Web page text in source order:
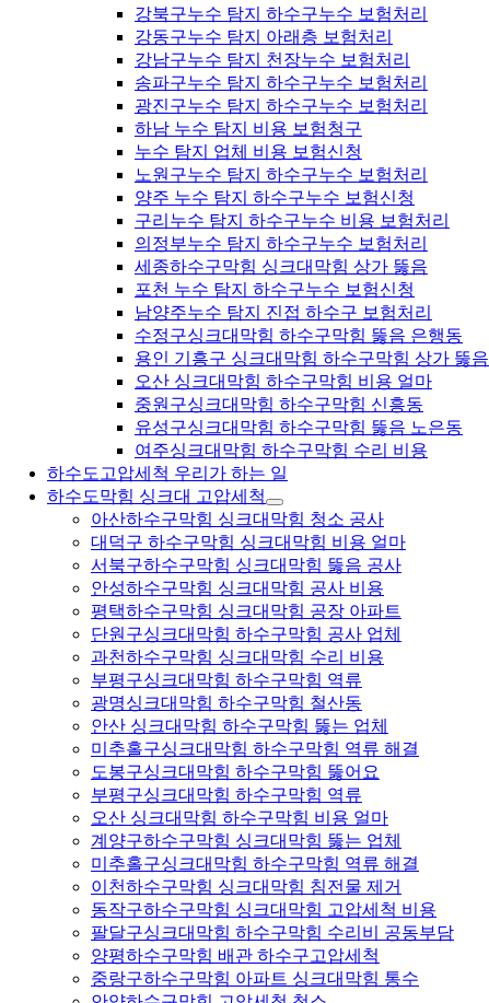
강북구누수 탐지 하수구누수 보험처리
강동구누수 탐지 아래층 보험처리
강남구누수 탐지 천장누수 보험처리
송파구누수 탐지 하수구누수 보험처리
광진구누수 탐지 하수구누수 보험처리
하남 누수 탐지 비용 보험청구
누수 탐지 업체 비용 보험신청
노원구누수 탐지 하수구누수 보험처리
양주 누수 탐지 하수구누수 보험신청
구리누수 탐지 하수구누수 비용 보험처리
의정부누수 탐지 하수구누수 보험처리
세종하수구막힘 싱크대막힘 상가 뚫음
포천 누수 탐지 하수구누수 보험신청
남양주누수 탐지 진접 하수구 보험처리
수정구싱크대막힘 하수구막힘 뚫음 은행동
용인 기흥구 싱크대막힘 하수구막힘 상가 뚫음
오산 싱크대막힘 하수구막힘 비용 얼마
중원구싱크대막힘 하수구막힘 신흥동
유성구싱크대막힘 하수구막힘 뚫음 노은동
여주싱크대막힘 하수구막힘 수리 비용
하수도고압세척 우리가 하는 일
하수도막힘 싱크대 고압세척
아산하수구막힘 싱크대막힘 청소 공사
대덕구 하수구막힘 싱크대막힘 비용 얼마
서북구하수구막힘 싱크대막힘 뚫음 공사
안성하수구막힘 싱크대막힘 공사 비용
평택하수구막힘 싱크대막힘 공장 아파트
단원구싱크대막힘 하수구막힘 공사 업체
과천하수구막힘 싱크대막힘 수리 비용
부평구싱크대막힘 하수구막힘 역류
광명싱크대막힘 하수구막힘 철산동
안산 싱크대막힘 하수구막힘 뚫는 업체
미추홀구싱크대막힘 하수구막힘 역류 해결
도봉구싱크대막힘 하수구막힘 뚫어요
부평구싱크대막힘 하수구막힘 역류
오산 싱크대막힘 하수구막힘 비용 얼마
계양구하수구막힘 싱크대막힘 뚫는 업체
미추홀구싱크대막힘 하수구막힘 역류 해결
이천하수구막힘 싱크대막힘 침전물 제거
동작구하수구막힘 싱크대막힘 고압세척 비용
팔달구싱크대막힘 하수구막힘 수리비 공동부담
양평하수구막힘 배관 하수구고압세척
중랑구하수구막힘 아파트 싱크대막힘 통수